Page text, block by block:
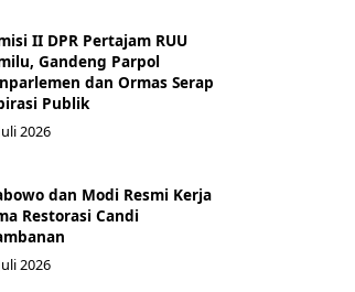
II DPR Pertajam RUU
Gandeng Parpol
dan Ormas Serap
Publik
2026
dan Modi Resmi Kerja
Restorasi Candi
2026